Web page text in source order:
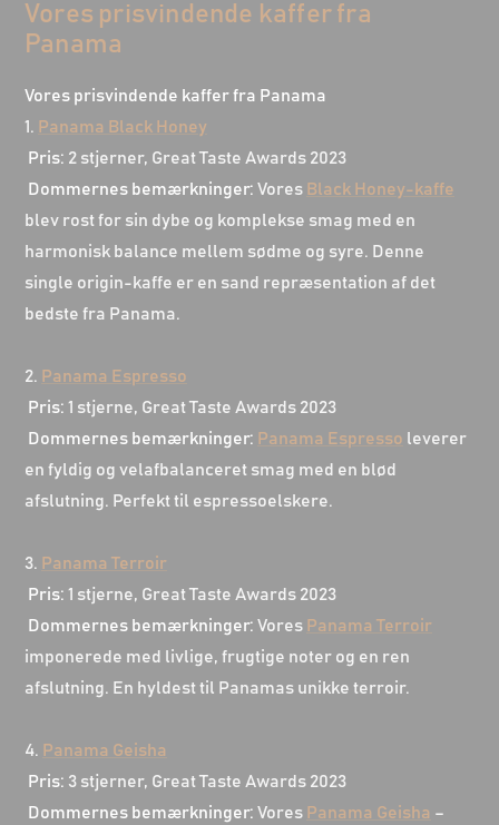
Vores prisvindende kaffer fra
Panama
Vores prisvindende kaffer fra Panama
1. Panama Black Honey
Pris: 2 stjerner, Great Taste Awards 2023
Dommernes bemærkninger: Vores Black Honey-kaffe
blev rost for sin dybe og komplekse smag med en
harmonisk balance mellem sødme og syre. Denne
single origin-kaffe er en sand repræsentation af det
bedste fra Panama.
2. Panama Espresso
Pris: 1 stjerne, Great Taste Awards 2023
Dommernes bemærkninger: Panama Espresso leverer
en fyldig og velafbalanceret smag med en blød
afslutning. Perfekt til espressoelskere.
3. Panama Terroir
Pris: 1 stjerne, Great Taste Awards 2023
Dommernes bemærkninger: Vores Panama Terroir
imponerede med livlige, frugtige noter og en ren
afslutning. En hyldest til Panamas unikke terroir.
4. Panama Geisha
Pris: 3 stjerner, Great Taste Awards 2023
Dommernes bemærkninger: Vores Panama Geisha –